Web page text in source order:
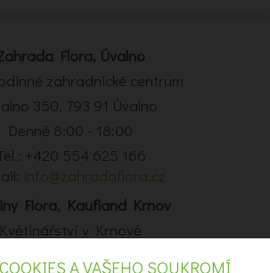
Flora, Úvalno
zahradnické centrum
350, 793 91 Úvalno
Denně 8:00 - 18:00
+420 554 625 166
info@zahradaflora.cz
Flora, Kaufland Krnov
Květinářství v Krnově
Kaufland Krnov, Opavská 14, Krnov
A VAŠEHO SOUKROMÍ